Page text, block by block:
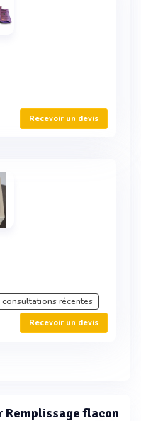
Recevoir un devis
consultations récentes
Recevoir un devis
Remplissage flacon